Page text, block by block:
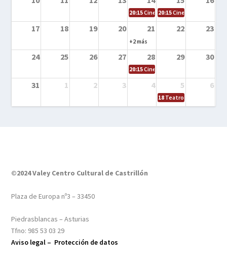
20:15Cine en la calle – Tortugas
20:15Cine en la calle –
17 18 19 20 21 22 23
+2 más
24 25 26 27 28 29 30
20:15Cine en el calle – Tintín y el
31 1 2 3 4 5 6
18 Teatro – Tres
©2024 Valey Centro Cultural de Castrillón
Plaza de Europa nº3 – 33450
Piedrasblancas – Asturias
Tfno: 985 53 03 29
Aviso legal – Protección de datos